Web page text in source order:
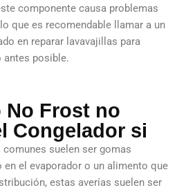
componente causa problemas
que es recomendable llamar a un
en reparar lavavajillas para
antes posible.
Frost no
Congelador si
suelen ser gomas
en el evaporador o un alimento que
estas averías suelen ser